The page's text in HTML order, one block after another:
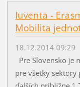
Iuventa -
Mobilita
18.12.2014 09:29
Pre Slovensko je
pre všetky sektory